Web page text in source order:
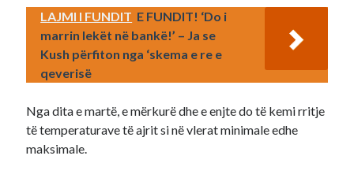
LAJMI I FUNDIT E FUNDIT! ‘Do i
marrin lekët në bankë!’ – Ja se
Kush përfiton nga ‘skema e re e
qeverisë
Nga dita e martë, e mërkurë dhe e enjte do të kemi rritje
të temperaturave të ajrit si në vlerat minimale edhe
maksimale.